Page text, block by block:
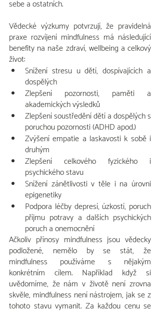
sebe a ostatních.
Vědecké výzkumy potvrzují, že pravidelná
praxe rozvíjení mindfulness má následující
benefity na naše zdraví, wellbeing a celkový
život:
Snížení stresu u dětí, dospívajících a
dospělých
Zlepšení pozornosti, paměti a
akademických výsledků
Zlepšení soustředění dětí a dospělých s
poruchou pozornosti (ADHD apod.)
Zvýšení empatie a laskavosti k sobě i
druhým
Zlepšení celkového fyzického i
psychického stavu
Snížení zánětlivosti v těle i na úrovni
epigenetiky
Podpora léčby depresí, úzkostí, poruch
příjmu potravy a dalších psychických
poruch a onemocnění
Ačkoliv přínosy mindfulness jsou vědecky
podložené, nemělo by se stát, že
mindfulness používáme s nějakým
konkrétním cílem. Například když si
uvědomíme, že nám v životě není zrovna
skvěle, mindfulness není nástrojem, jak se z
tohoto stavu vymanit. Za každou cenu se